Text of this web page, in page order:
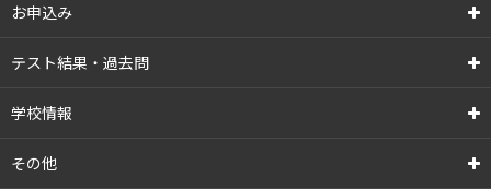
お申込み
テスト結果・過去問
学校情報
その他